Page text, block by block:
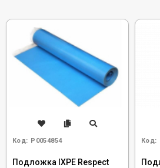
Код: Р0054854
Подложка IXPE Respect
Код: